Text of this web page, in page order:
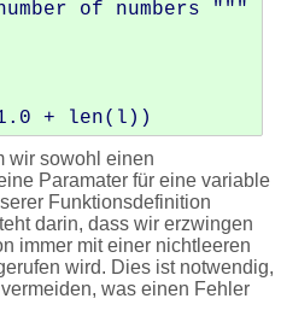
wir sowohl einen
Paramater für eine variable
Funktionsdefinition
darin, dass wir erzwingen
immer mit einer nichtleeren
wird. Dies ist notwendig,
was einen Fehler